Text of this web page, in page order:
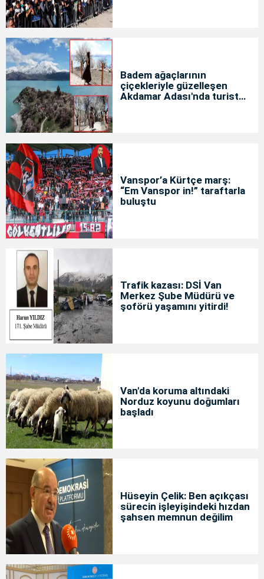
Badem ağaçlarının
çiçekleriyle güzelleşen
Akdamar Adası'nda turist
Vanspor’a Kürtçe marş:
“Em Vanspor in!” taraftarla
buluştu
Trafik kazası: DSİ Van
Merkez Şube Müdürü ve
şoförü yaşamını yitirdi!
Van'da koruma altındaki
Norduz koyunu doğumları
başladı
Hüseyin Çelik: Ben açıkçası
sürecin işleyişindeki hızdan
şahsen memnun değilim